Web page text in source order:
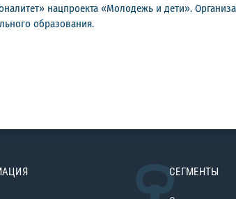
нацпроекта «Молодежь и дети».
образования.
СЕГМЕНТЫ